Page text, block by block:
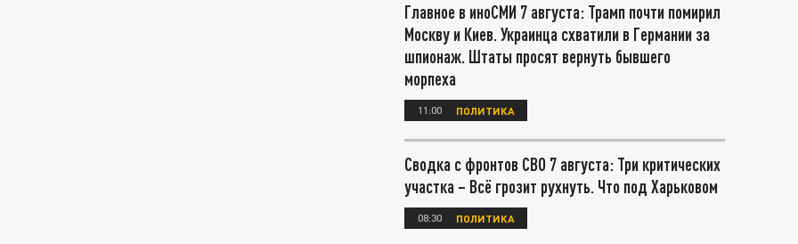
Главное в иноСМИ 7 августа: Трамп почти помирил
Москву и Киев. Украинца схватили в Германии за
шпионаж. Штаты просят вернуть бывшего
морпеха
11:00 ПОЛИТИКА
Сводка с фронтов СВО 7 августа: Три критических
участка – Всё грозит рухнуть. Что под Харьковом
08:30 ПОЛИТИКА